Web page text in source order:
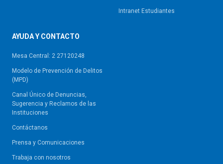
Intranet Estudiantes
AYUDA Y CONTACTO
Mesa Central: 2 27120248
Modelo de Prevención de Delitos
(MPD)
Canal Único de Denuncias,
Sugerencia y Reclamos de las
Instituciones
Contáctanos
Prensa y Comunicaciones
Trabaja con nosotros